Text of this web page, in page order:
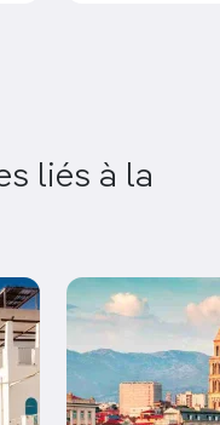
liés à la